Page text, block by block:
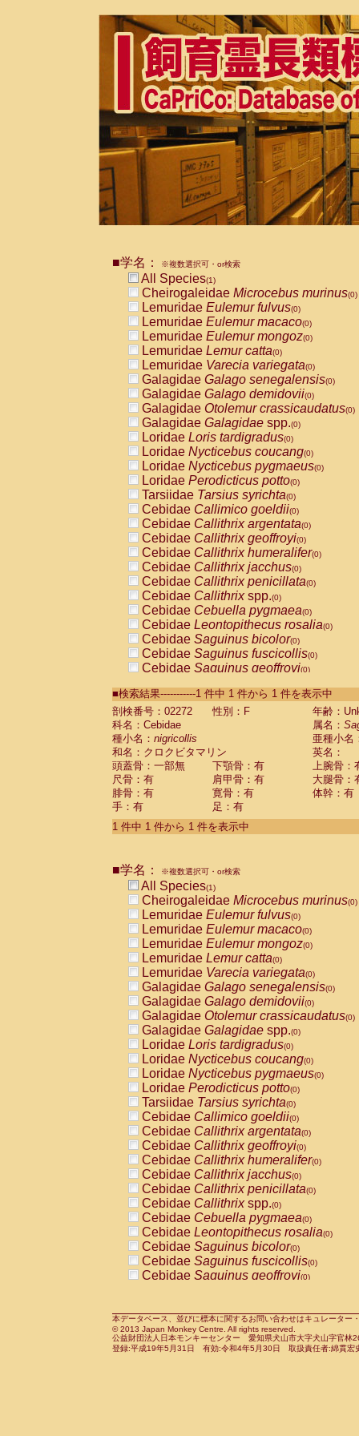
■学名： ※複数選択可・or検索
All Species(1)
Cheirogaleidae Microcebus murinus(0)
Lemuridae Eulemur fulvus(0)
Lemuridae Eulemur macaco(0)
Lemuridae Eulemur mongoz(0)
Lemuridae Lemur catta(0)
Lemuridae Varecia variegata(0)
Galagidae Galago senegalensis(0)
Galagidae Galago demidovii(0)
Galagidae Otolemur crassicaudatus(0)
Galagidae Galagidae spp.(0)
Loridae Loris tardigradus(0)
Loridae Nycticebus coucang(0)
Loridae Nycticebus pygmaeus(0)
Loridae Perodicticus potto(0)
Tarsiidae Tarsius syrichta(0)
Cebidae Callimico goeldii(0)
Cebidae Callithrix argentata(0)
Cebidae Callithrix geoffroyi(0)
Cebidae Callithrix humeralifer(0)
Cebidae Callithrix jacchus(0)
Cebidae Callithrix penicillata(0)
Cebidae Callithrixspp.(0)
Cebidae Cebuella pygmaea(0)
Cebidae Leontopithecus rosalia(0)
Cebidae Saguinus bicolor(0)
Cebidae Saguinus fuscicollis(0)
Cebidae Saguinus geoffroyi(0)
CebidaeSaguinus labiatus(0)
Cebidae Saguinus leucopus (0)
Cebidae
CebidaeSaguinus mystax
CebidaeSaguinus nigricollis (1)
Cebidae Saguinus oedipus
Cebidae Saguinus weddelli
Cebidae Saguinusspp.
Cebidae Aotus trivirgatus
Cebidae Cebus albifrons
CebidaeCebus nigrivittatus
CebidaeCebus
CebidaeSaimiri boliviensis(0)
CebidaeSaimiri sciureus(0)
AtelidaeAlouatta caraya(0)
AtelidaeAlouatta fusca(0)
AtelidaeAlouatta seniculus
AtelidaeAlouattaspp.(0)
AtelidaeAteles belzebuth(0)
AtelidaeAteles geoffroyi(0)
AtelidaeAteles paniscus(0)
AtelidaeAtelesspp.(0)
Atelidae Lagothrix lagothricha
AtelidaeLagothrix lagothricha cana
PitheciidaeCacajao calvus
PitheciidaeCallicebus cupreus
PitheciidaeCallicebus donacophilus
PitheciidaeCallicebus moloch
PitheciidaeCallicebus torquatus
PitheciidaeCallicebusspp.(0)
PitheciidaeChiropotes satanas(0)
PitheciidaePithecia monachus
PitheciidaePithecia pithecia(0)
CercopithecidaeCercocebus agilis
CercopithecidaeCercocebus
CercopithecidaeCercocebus
CercopithecidaeCercocebus
CercopithecidaeCercocebus
CercopithecidaeCercocebushybrid
CercopithecidaePapio anubis(0)
CercopithecidaePapio cynocephalus
CercopithecidaePapio hamadryas(0)
■検索結果-----------1 件中 1 件から 1 件を表示中
剖検番号：02272
性別：F
年齢：
科名：Cebidae
属名：
種小名： nigricollis
亜種小名
和名：クロクビタマリン
英名：
頭蓋骨：一部無
下顎骨：有
上腕骨：
尺骨：有
肩甲骨：有
大腿骨：
腓骨：有
寛骨：有
体幹：有
手：有
足：有
1 件中 1 件から 1 件を表示中
■学名： ※複数選択可・or検索
All Species(1)
Cheirogaleidae Microcebus murinus(0)
Lemuridae Eulemur fulvus(0)
Lemuridae Eulemur macaco(0)
Lemuridae Eulemur mongoz(0)
Lemuridae Lemur catta(0)
Lemuridae Varecia variegata(0)
Galagidae Galago senegalensis(0)
Galagidae Galago demidovii(0)
Galagidae Otolemur crassicaudatus(0)
Galagidae Galagidae spp.(0)
Loridae Loris tardigradus(0)
Loridae Nycticebus coucang(0)
Loridae Nycticebus pygmaeus(0)
Loridae Perodicticus potto(0)
Tarsiidae Tarsius syrichta(0)
Cebidae Callimico goeldii(0)
Cebidae Callithrix argentata(0)
Cebidae Callithrix geoffroyi(0)
Cebidae Callithrix humeralifer(0)
Cebidae Callithrix jacchus(0)
Cebidae Callithrix penicillata(0)
Cebidae Callithrixspp.(0)
Cebidae Cebuella pygmaea(0)
Cebidae Leontopithecus rosalia(0)
Cebidae Saguinus bicolor(0)
Cebidae Saguinus fuscicollis(0)
Cebidae Saguinus geoffroyi(0)
CebidaeSaguinus leucopus(0)
CebidaeSaguinus midas(0)
Cebidae Saguinus mystax(0)
本データベース、並びに標本に関するお問い合わせはキュレータ
© 2013 Japan Monkey Centre. All rights reserved.
公益財団法人日本モンキーセンター 愛知県犬山市大字犬山字官
登録:平成19年5月31日 有効:令和4年5月30日 取扱責任者:綿貫宏